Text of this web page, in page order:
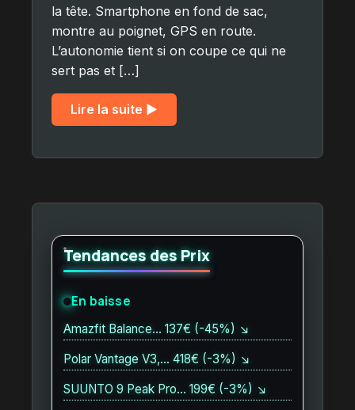
la tête. Smartphone en fond de sac,
montre au poignet, GPS en route.
L’autonomie tient si on coupe ce qui ne
sert pas et […]
Lire la suite ▶︎
Tendances des Prix
En baisse
Amazfit Balance… 137€ (-45%) ↘
Polar Vantage V3,… 418€ (-3%) ↘
SUUNTO 9 Peak Pro… 199€ (-3%) ↘